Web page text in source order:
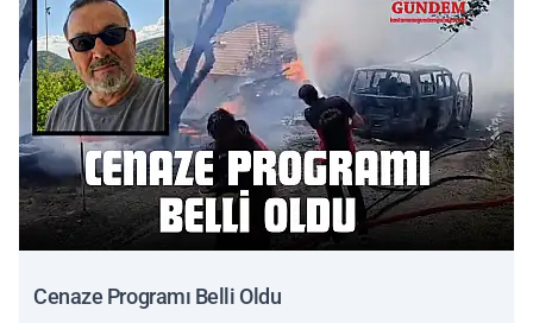
Cenaze Programı Belli Oldu